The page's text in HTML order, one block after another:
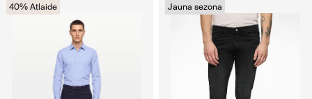
40% Atlaide Jauna sezona